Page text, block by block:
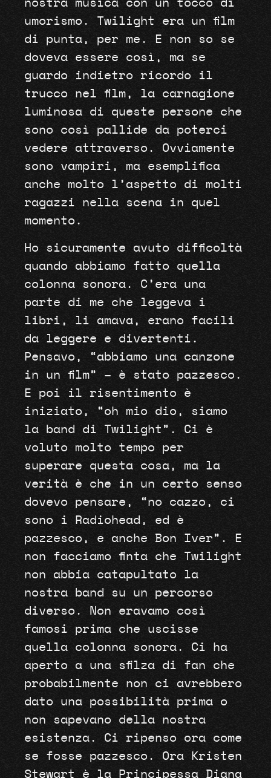
nostra musica con un tocco di
umorismo. Twilight era un film
di punta, per me. E non so se
doveva essere così, ma se
guardo indietro ricordo il
trucco nel film, la carnagione
luminosa di queste persone che
sono così pallide da poterci
vedere attraverso. Ovviamente
sono vampiri, ma esemplifica
anche molto l’aspetto di molti
ragazzi nella scena in quel
momento.
Ho sicuramente avuto difficoltà
quando abbiamo fatto quella
colonna sonora. C’era una
parte di me che leggeva i
libri, li amava, erano facili
da leggere e divertenti.
Pensavo, “abbiamo una canzone
in un film” – è stato pazzesco.
E poi il risentimento è
iniziato, “oh mio dio, siamo
la band di Twilight”. Ci è
voluto molto tempo per
superare questa cosa, ma la
verità è che in un certo senso
dovevo pensare, “no cazzo, ci
sono i Radiohead, ed è
pazzesco, e anche Bon Iver”. E
non facciamo finta che Twilight
non abbia catapultato la
nostra band su un percorso
diverso. Non eravamo così
famosi prima che uscisse
quella colonna sonora. Ci ha
aperto a una sfilza di fan che
probabilmente non ci avrebbero
dato una possibilità prima o
non sapevano della nostra
esistenza. Ci ripenso ora come
se fosse pazzesco. Ora Kristen
Stewart è la Principessa Diana